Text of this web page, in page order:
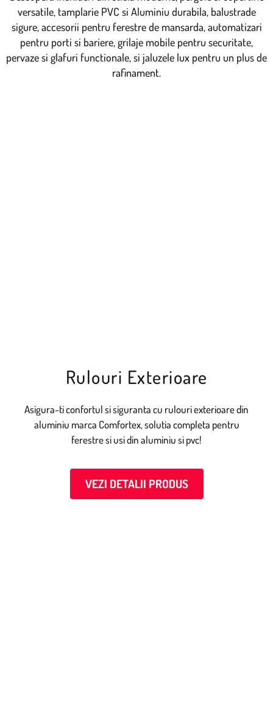
versatile, tamplarie PVC si Aluminiu durabila, balustrade
sigure, accesorii pentru ferestre de mansarda, automatizari
pentru porti si bariere, grilaje mobile pentru securitate,
pervaze si glafuri functionale, si jaluzele lux pentru un plus de
rafinament.
Rulouri Exterioare
Asigura-ti confortul si siguranta cu rulouri exterioare din
aluminiu marca Comfortex, solutia completa pentru
ferestre si usi din aluminiu si pvc!
VEZI DETALII PRODUS